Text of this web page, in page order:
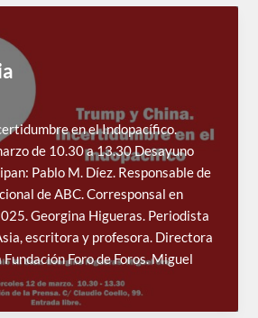
en el Indopacífico.
de 10.30 a 13.30 Desayuno
Pablo M. Díez. Responsable de
de ABC. Corresponsal en
Georgina Higueras. Periodista
escritora y profesora. Directora
Foro de Foros. Miguel